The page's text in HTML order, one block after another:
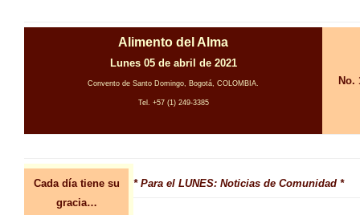
Alimento del Alma
Lunes 05 de abril de 2021
Convento de Santo Domingo, Bogotá, COLOMBIA.
Tel. +57 (1) 249-3385
No.
Cada día tiene su
gracia…
* Para el LUNES: Noticias de Comunidad *